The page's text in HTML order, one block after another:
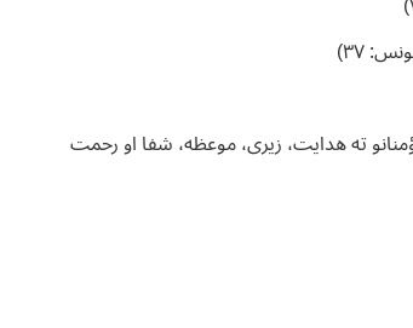
هدایت (بقره: ۲)،مسلمینو ته هدایت، رحمت او زیری (نحل: ۸۹)،مؤمنانو ته هدایت، زیری، موعظه، شفا او رحمت